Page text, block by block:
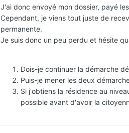
J'ai donc envoyé mon dossier, payé
Cependant, je viens tout juste de
permanente.
Je suis donc un peu perdu et hésite
Dois-je continuer la démarche
Puis-je mener les deux
Si j'obtiens la résidence au
possible avant d'avoir la